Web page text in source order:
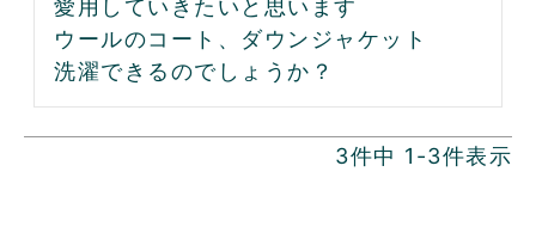
愛用していきたいと思います
ウールのコート、ダウンジャケット
洗濯できるのでしょうか？
3件中 1 -3件表示